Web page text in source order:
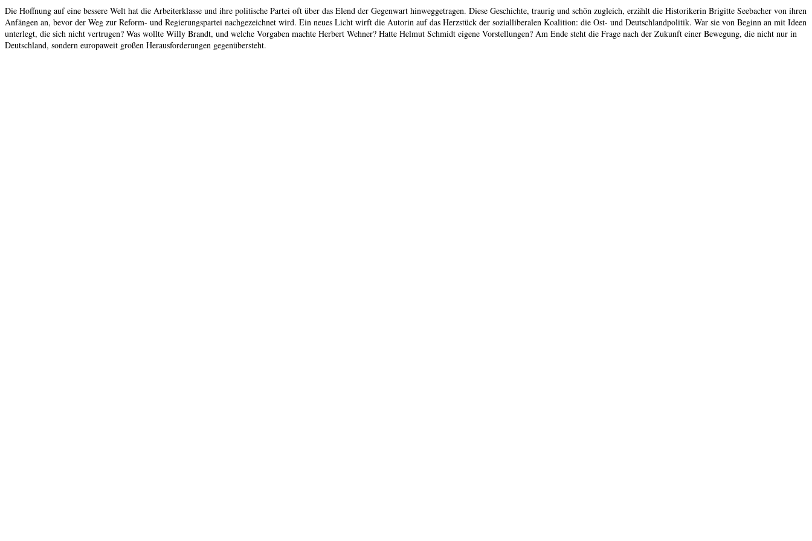
Die Hoffnung auf eine bessere Welt hat die Arbeiterklasse und ihre politische Partei oft über das Elend der Gegenwart hinweggetragen. Diese Geschichte, traurig und schön zugleich, erzählt die Historikerin Brigitte Seebacher von ihren
Anfängen an, bevor der Weg zur Reform- und Regierungspartei nachgezeichnet wird. Ein neues Licht wirft die Autorin auf das Herzstück der sozialliberalen Koalition: die Ost- und Deutschlandpolitik. War sie von Beginn an mit Ideen
unterlegt, die sich nicht vertrugen? Was wollte Willy Brandt, und welche Vorgaben machte Herbert Wehner? Hatte Helmut Schmidt eigene Vorstellungen? Am Ende steht die Frage nach der Zukunft einer Bewegung, die nicht nur in
Deutschland, sondern europaweit großen Herausforderungen gegenübersteht.